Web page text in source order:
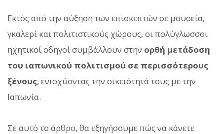
Εκτός από την αύξηση των επισκεπτών σε μουσεία,
γκαλερί και πολιτιστικούς χώρους, οι πολύγλωσσοι
ηχητικοί οδηγοί συμβάλλουν στην ορθή μετάδοση
του ιαπωνικού πολιτισμού σε περισσότερους
ξένους, ενισχύοντας την οικειότητά τους με την
Ιαπωνία.
Σε αυτό το άρθρο, θα εξηγήσουμε πώς να κάνετε